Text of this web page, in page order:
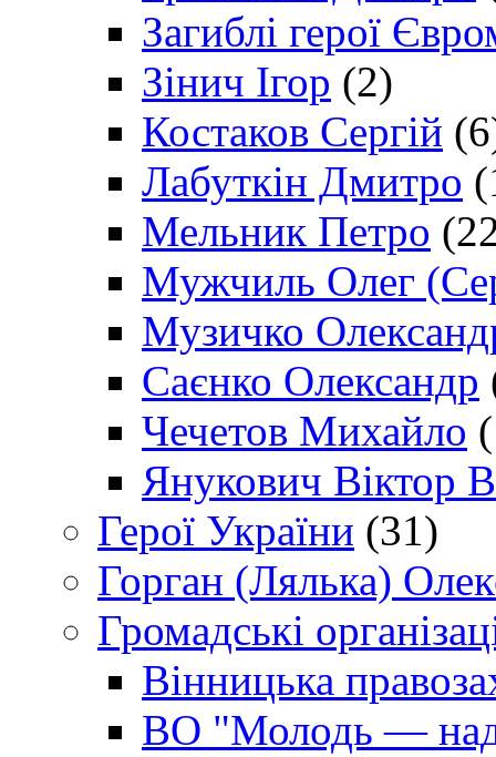
Загиблі герої
Зінич Ігор (2)
Костаков Сергій
Лабуткін Дмитро
Мельник Петро
Мужчиль Олег
Музичко
Саєнко Олександр
Чечетов Михайло
Янукович Віктор
Герої України (31)
Горган (Лялька)
Громадські
Вінницька
ВО "Молодь —